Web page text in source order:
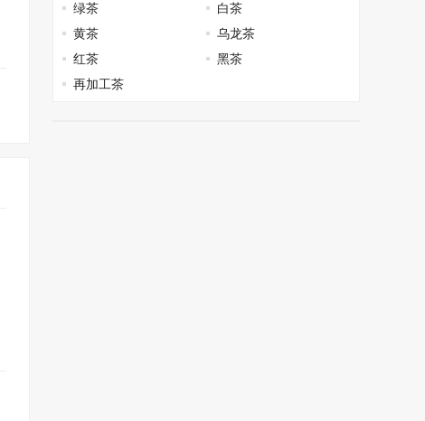
绿茶
白茶
黄茶
乌龙茶
红茶
黑茶
再加工茶